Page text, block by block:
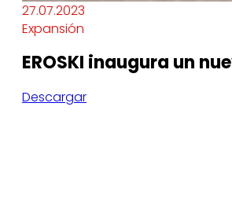
27.07.2023
Expansión
EROSKI inaugura un
Descargar